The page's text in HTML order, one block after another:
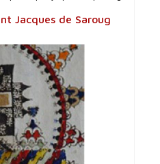
Jacques de Saroug